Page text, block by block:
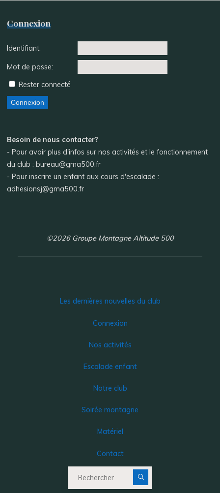
Connexion
Identifiant:
Mot de passe:
Rester connecté
Connexion
Besoin de nous contacter?
- Pour avoir plus d'infos sur nos activités et le fonctionnement
du club : bureau@gma500.fr
- Pour inscrire un enfant aux cours d'escalade :
adhesionsj@gma500.fr
©2026 Groupe Montagne Altitude 500
Les dernières nouvelles du club
Connexion
Nos activités
Escalade enfant
Notre club
Soirée montagne
Matériel
Contact